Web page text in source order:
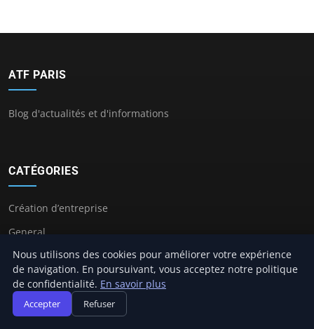
ATF PARIS
Blog d'actualités et d'informations
CATÉGORIES
Création d’entreprise
General
Gestion et finances
Innovation et technologie
Juridique et fiscalité
Nous utilisons des cookies pour améliorer votre expérience
de navigation. En poursuivant, vous acceptez notre politique
de confidentialité. En savoir plus
Accepter Refuser